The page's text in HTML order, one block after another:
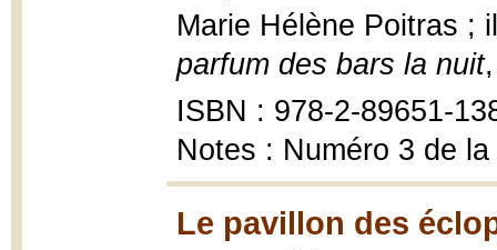
Marie Hélène Poitras ;
parfum des bars la nuit
ISBN : 978-2-89651-
Notes : Numéro 3 de
Le pavillon des